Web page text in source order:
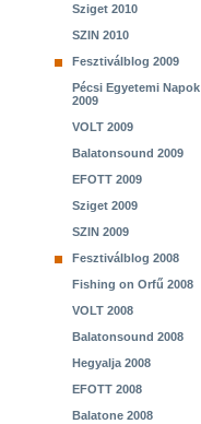
Sziget 2010
SZIN 2010
Fesztiválblog 2009
Pécsi Egyetemi Napok
2009
VOLT 2009
Balatonsound 2009
EFOTT 2009
Sziget 2009
SZIN 2009
Fesztiválblog 2008
Fishing on Orfű 2008
VOLT 2008
Balatonsound 2008
Hegyalja 2008
EFOTT 2008
Balatone 2008